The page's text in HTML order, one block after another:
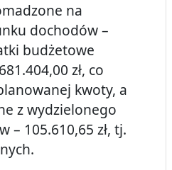
na
dochodów –
budżetowe
zł, co
kwoty, a
z wydzielonego
– 105.610,65 zł, tj.